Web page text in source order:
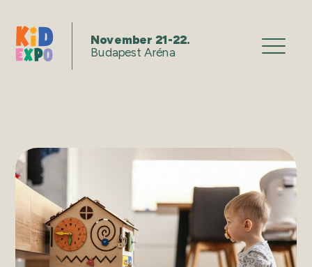
November 21-22.
Budapest Aréna